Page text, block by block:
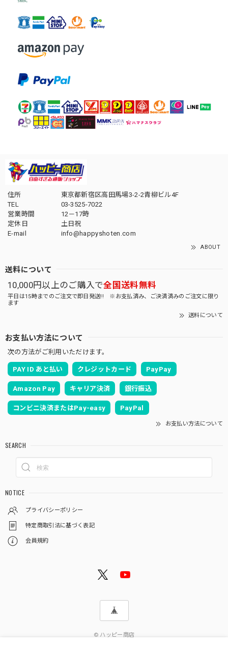
住所
東京都新宿区高田馬場3-2-2青柳ビル4F
TEL
03-3525-7022
営業時間
12－17時
定休日
土日祝
E-mail
info@happyshoten.com
ABOUT
送料について
10,000円以上のご購入で全国送料無料
平日は15時までのご注文で即日発送!! ※お支払済み、ご決済済みのご注文に限り
ます
送料について
お支払い方法について
次の方法がご利用いただけます。
PAY ID あと払い クレジットカード PayPay
Amazon Pay キャリア決済 銀行振込
コンビニ決済またはPay-easy PayPal
お支払い方法について
SEARCH
NOTICE
プライバシーポリシー
特定商取引法に基づく表記
会員規約
© ハッピー商店